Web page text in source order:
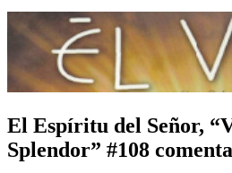
El Espíritu del Señor,
Splendor” #108